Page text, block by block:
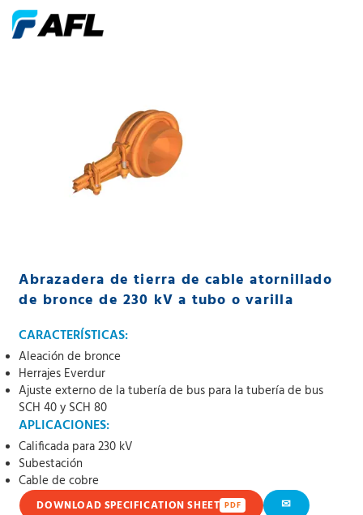
Abrazadera de tierra de cable atornillado
de bronce de 230 kV a tubo o varilla
CARACTERÍSTICAS:
Aleación de bronce
Herrajes Everdur
Ajuste externo de la tubería de bus para la tubería de bus
SCH 40 y SCH 80
APLICACIONES:
Calificada para 230 kV
Subestación
Cable de cobre
DOWNLOAD SPECIFICATION SHEET PDF ✉